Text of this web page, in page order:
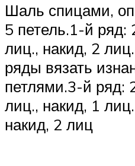
Шаль спицами,
5 петель.1-й ряд:
лиц., накид, 2
ряды вязать
петлями.3-й ряд:
лиц., накид, 1
накид, 2 лиц